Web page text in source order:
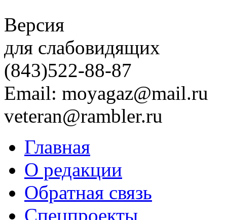
Версия
для слабовидящих
(843)522-88-87
Email: moyagaz@mail.ru
veteran@rambler.ru
Главная
О редакции
Обратная связь
Спецпроекты